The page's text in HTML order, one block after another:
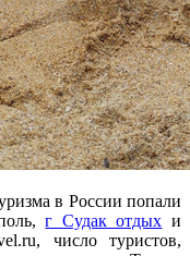
в России попали
г Судак отдых и
число туристов,